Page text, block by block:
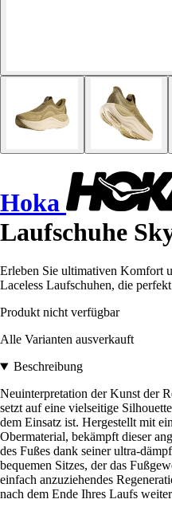
Hoka
Laufschuhe
Erleben Sie ultimativen Komfort
Laceless Laufschuhen, die
Produkt nicht verfügbar
Alle Varianten ausverkauft
Beschreibung
Neuinterpretation der Kunst der
setzt auf eine vielseitige
dem Einsatz ist. Hergestellt mit
Obermaterial, bekämpft dieser
des Fußes dank seiner ultra-
bequemen Sitzes, der das
einfach anzuziehendes
nach dem Ende Ihres Laufs